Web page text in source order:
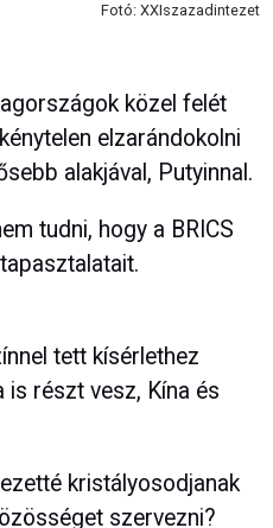
Fotó: XXIszazadintezet
közel felét
elzarándokolni
alakjával, Putyinnal.
tudni, hogy a BRICS
tett kísérlethez
is részt vesz, Kína és
kristályosodjanak
szervezni?